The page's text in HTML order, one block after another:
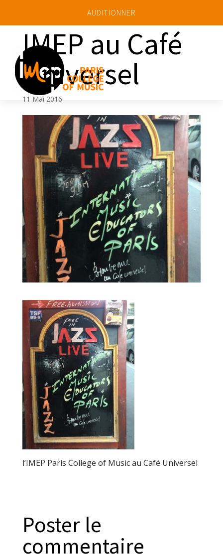
AUDITIONNER
IMEP au Café
Universel
11 Mai 2016
l’IMEP Paris College of Music au Café Universel
Poster le
commentaire